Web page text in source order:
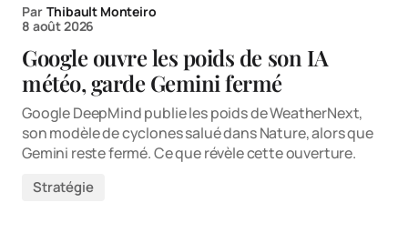
Par Thibault Monteiro
8 août 2026
Google ouvre les poids de son IA
météo, garde Gemini fermé
Google DeepMind publie les poids de WeatherNext,
son modèle de cyclones salué dans Nature, alors que
Gemini reste fermé. Ce que révèle cette ouverture.
Stratégie